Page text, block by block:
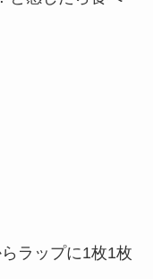
ラップに1枚1枚